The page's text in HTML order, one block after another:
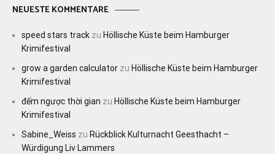
NEUESTE KOMMENTARE
speed stars track zu Höllische Küste beim Hamburger
Krimifestival
grow a garden calculator zu Höllische Küste beim Hamburger
Krimifestival
đếm ngược thời gian zu Höllische Küste beim Hamburger
Krimifestival
Sabine_Weiss zu Rückblick Kulturnacht Geesthacht –
Würdigung Liv Lammers